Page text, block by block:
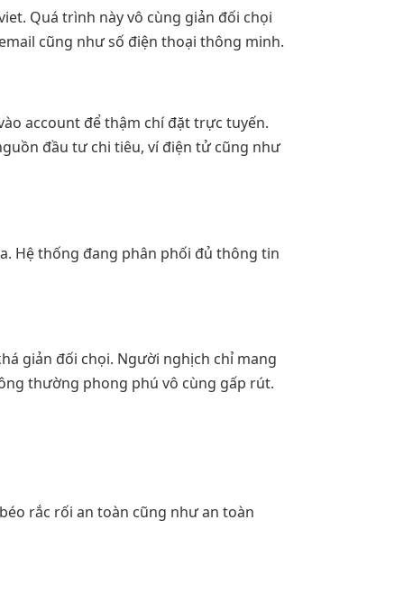
Quá trình này vô cùng giản đối chọi
cũng như số điện thoại thông minh.
account để thậm chí đặt trực tuyến.
đầu tư chi tiêu, ví điện tử cũng như
Hệ thống đang phân phối đủ thông tin
giản đối chọi. Người nghịch chỉ mang
thường phong phú vô cùng gấp rút.
rắc rối an toàn cũng như an toàn